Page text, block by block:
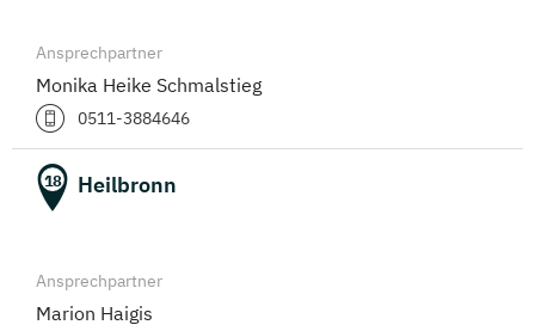
Ansprechpartner
Monika Heike Schmalstieg
0511-3884646
18 Heilbronn
Ansprechpartner
Marion Haigis